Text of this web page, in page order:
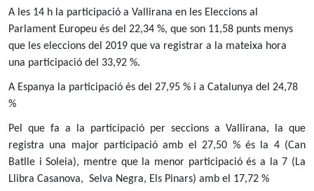
A les 14 h la participació a Vallirana en les Eleccions al
Parlament Europeu és del 22,34 %, que son 11,58 punts menys
que les eleccions del 2019 que va registrar a la mateixa hora
una participació del 33,92 %.
A Espanya la participació és del 27,95 % i a Catalunya del 24,78
%
Pel que fa a la participació per seccions a Vallirana, la que
registra una major participació amb el 27,50 % és la 4 (Can
Batlle i Soleia), mentre que la menor participació és a la 7 (La
Llibra Casanova, Selva Negra, Els Pinars) amb el 17,72 %